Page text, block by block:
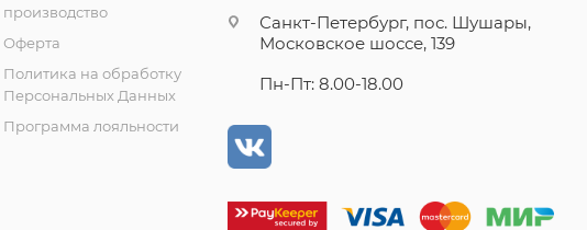
производство
Оферта
Политика на обработку
Персональных Данных
Программа лояльности
Санкт-Петербург, пос. Шушары,
Московское шоссе, 139
Пн-Пт: 8.00-18.00